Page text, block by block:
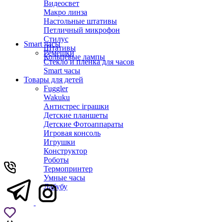
Видеосвет
Макро линза
Настольные штативы
Петличный микрофон
Стилус
Штативы
Кольцевые лампы
Smart часы
Ремешки
Стекло и пленка для часов
Smart часы
Товары для детей
Fuggler
Wakuku
Антистрес іграшки
Детские планшеты
Детские Фотоаппараты
Игровая консоль
Игрушки
Конструктор
Роботы
Термопринтер
Умные часы
Лабубу